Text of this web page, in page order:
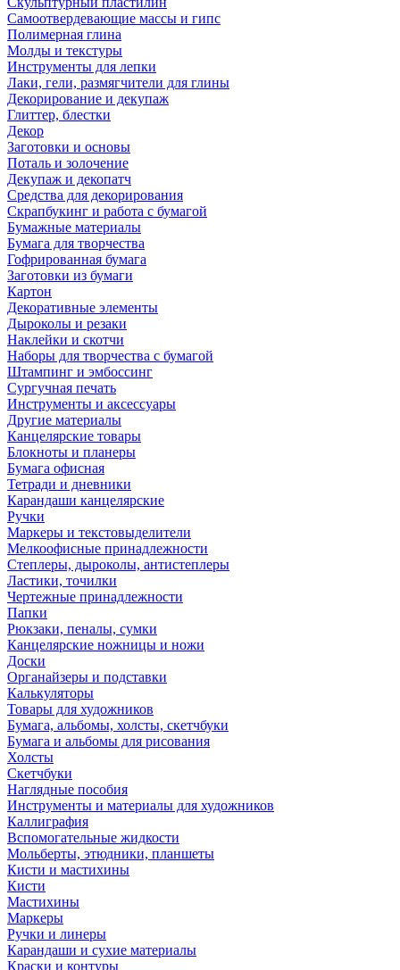
Самоотвердевающие массы и гипс
Полимерная глина
Молды и текстуры
Инструменты для лепки
Лаки, гели, размягчители для глины
Декорирование и декупаж
Глиттер, блестки
Декор
Заготовки и основы
Поталь и золочение
Декупаж и декопатч
Средства для декорирования
Скрапбукинг и работа с бумагой
Бумажные материалы
Бумага для творчества
Гофрированная бумага
Заготовки из бумаги
Картон
Декоративные элементы
Дыроколы и резаки
Наклейки и скотчи
Наборы для творчества с бумагой
Штампинг и эмбоссинг
Сургучная печать
Инструменты и аксессуары
Другие материалы
Канцелярские товары
Блокноты и планеры
Бумага офисная
Тетради и дневники
Карандаши канцелярские
Ручки
Маркеры и текстовыделители
Мелкоофисные принадлежности
Степлеры, дыроколы, антистеплеры
Ластики, точилки
Чертежные принадлежности
Папки
Рюкзаки, пеналы, сумки
Канцелярские ножницы и ножи
Доски
Органайзеры и подставки
Калькуляторы
Товары для художников
Бумага, альбомы, холсты, скетчбуки
Бумага и альбомы для рисования
Холсты
Скетчбуки
Наглядные пособия
Инструменты и материалы для художников
Каллиграфия
Вспомогательные жидкости
Мольберты, этюдники, планшеты
Кисти и мастихины
Кисти
Мастихины
Маркеры
Ручки и линеры
Карандаши и сухие материалы
Краски и контуры